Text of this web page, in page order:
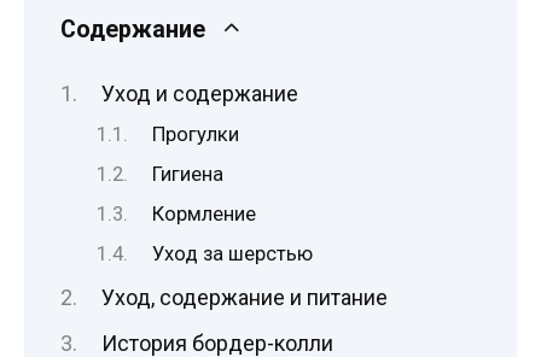
Содержание
Уход и содержание
Прогулки
Гигиена
Кормление
Уход за шерстью
Уход, содержание и питание
История бордер-колли